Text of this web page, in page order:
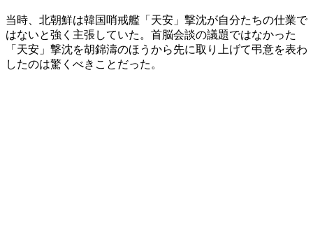
当時、北朝鮮は韓国哨戒艦「天安」撃沈が自分たちの仕業で
はないと強く主張していた。首脳会談の議題ではなかった
「天安」撃沈を胡錦濤のほうから先に取り上げて弔意を表わ
したのは驚くべきことだった。